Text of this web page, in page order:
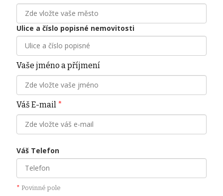
Ulice a číslo popisné nemovitosti
Vaše jméno a příjmení
Váš E-mail *
Váš Telefon
* Povinné pole